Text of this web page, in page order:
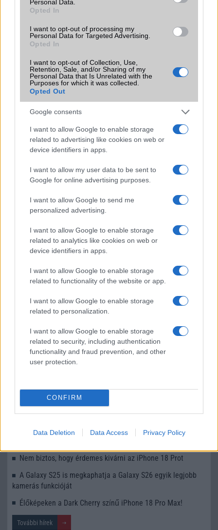
Personal Data.
Opted In
I want to opt-out of processing my
Personal Data for Targeted Advertising.
Opted In
I want to opt-out of Collection, Use,
Retention, Sale, and/or Sharing of my
Personal Data that Is Unrelated with the
Purposes for which it was collected.
Opted Out
Google consents
I want to allow Google to enable storage
related to advertising like cookies on web or
device identifiers in apps.
I want to allow my user data to be sent to
Google for online advertising purposes.
I want to allow Google to send me
personalized advertising.
I want to allow Google to enable storage
related to analytics like cookies on web or
device identifiers in apps.
I want to allow Google to enable storage
related to functionality of the website or app.
I want to allow Google to enable storage
related to personalization.
I want to allow Google to enable storage
related to security, including authentication
functionality and fraud prevention, and other
user protection.
CONFIRM
Data Deletion Data Access Privacy Policy
Az Edge Panel az egyik leghasznosabb funkció, amely
miközben a Pixel telefonokból továbbra is hiányzik.
KAPCSOLÓDÓ HÍREK
Android 4.2.2: az új funkciók
Átalakul a Google Play: éljen a Holo!
Elindult a Gmail frissítés, innen is letölthető
Itt az Android Oreo 8.1
Új béta érkezett a Galaxy S8-ra
Elindult a Galaxy S8 Oreo frissítése!
Újra elindult a Galaxy S8 Oreo frissítés
RIP Samsung Galaxy S8: nincs több frissítés
További hírek
LEGOLVASOTTABBAK
UI 9 frissítésből – itt a lista az érintett modellekről
iPhone 18 bemutató dátum - ekkor rántja le a leplet az
Apple az új csúcsmobilokról
Ez a rejtett Samsung funkció teljesen megváltoztatja a
mobilhasználatot – sokan mégsem tudnak róla
Google Maps vs. Waze: A két navigációs óriás küzdelme a
Nem biztos, hogy érdemes kivárni az iPhone 18 Prot
A Galaxy S25 is megkaphatja a Galaxy S26 egyik legjobb
kamerás funkcióját
Élőképeken a Dark Cherry színű iPhone 18 Pro Max!
További hírek